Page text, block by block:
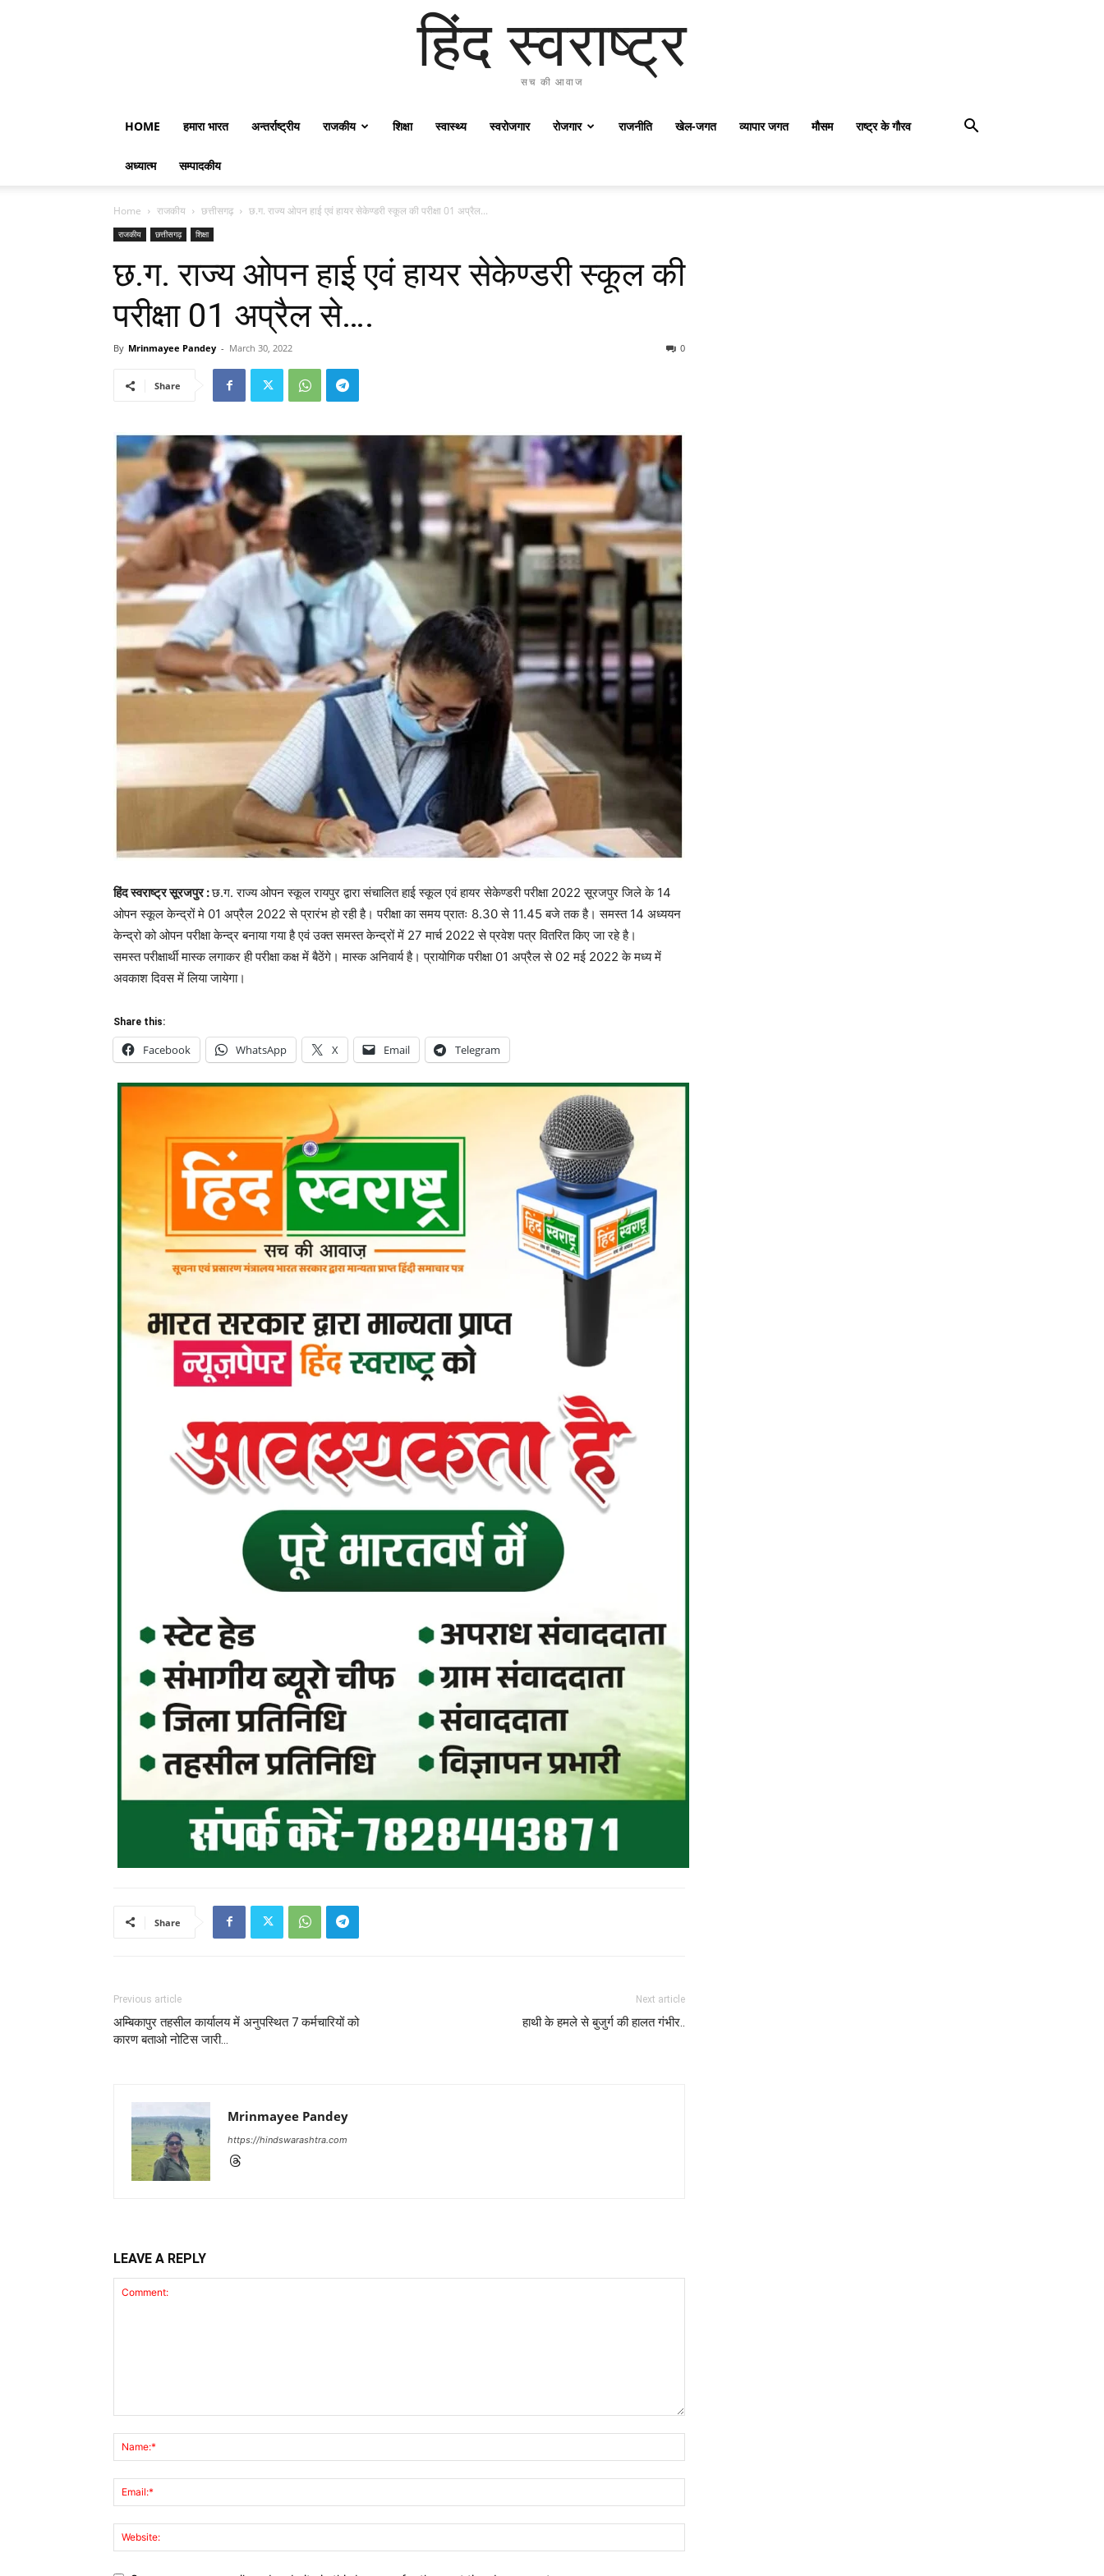
हिंद स्वराष्ट्र
सच की आवाज
HOME हमारा भारत अन्तर्राष्ट्रीय राजकीय शिक्षा स्वास्थ्य स्वरोजगार रोजगार राजनीति खेल-जगत व्यापार जगत मौसम राष्ट्र के गौरव
अध्यात्म सम्पादकीय
Home राजकीय छत्तीसगढ़ छ.ग. राज्य ओपन हाई एवं हायर सेकेण्डरी स्कूल की परीक्षा 01 अप्रैल...
राजकीय छत्तीसगढ़ शिक्षा
छ.ग. राज्य ओपन हाई एवं हायर सेकेण्डरी स्कूल की
परीक्षा 01 अप्रैल से….
By Mrinmayee Pandey - March 30, 2022 0
Share
हिंद स्वराष्ट्र सूरजपुर :छ.ग. राज्य ओपन स्कूल रायपुर द्वारा संचालित हाई स्कूल एवं हायर सेकेण्डरी परीक्षा 2022 सूरजपुर जिले के 14
ओपन स्कूल केन्द्रों मे 01 अप्रैल 2022 से प्रारंभ हो रही है। परीक्षा का समय प्रातः 8.30 से 11.45 बजे तक है। समस्त 14 अध्ययन
केन्द्रो को ओपन परीक्षा केन्द्र बनाया गया है एवं उक्त समस्त केन्द्रों में 27 मार्च 2022 से प्रवेश पत्र वितरित किए जा रहे है।
समस्त परीक्षार्थी मास्क लगाकर ही परीक्षा कक्ष में बैठेंगे। मास्क अनिवार्य है। प्रायोगिक परीक्षा 01 अप्रैल से 02 मई 2022 के मध्य में
अवकाश दिवस में लिया जायेगा।
Share this:
Facebook WhatsApp X Email Telegram
Share
Previous article
अम्बिकापुर तहसील कार्यालय में अनुपस्थित 7 कर्मचारियों को
कारण बताओ नोटिस जारी…
Next article
हाथी के हमले से बुजुर्ग की हालत गंभीर..
Mrinmayee Pandey
https://hindswarashtra.com
LEAVE A REPLY